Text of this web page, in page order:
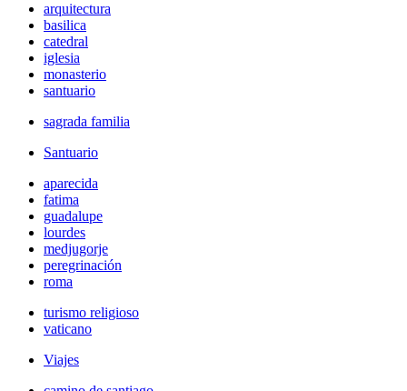
arquitectura
basilica
catedral
iglesia
monasterio
santuario
sagrada familia
Santuario
aparecida
fatima
guadalupe
lourdes
medjugorje
peregrinación
roma
turismo religioso
vaticano
Viajes